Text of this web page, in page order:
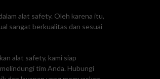
alat safety. Oleh karena itu,
sangat berkualitas dan sesuai
alat safety, kami siap
tim Anda. Hubungi